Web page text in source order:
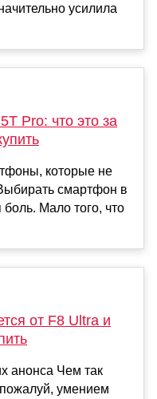
усилила
Pro: что это за
которые не
смартфон в
Мало того, что
от F8 Ultra и
анонса Чем так
умением